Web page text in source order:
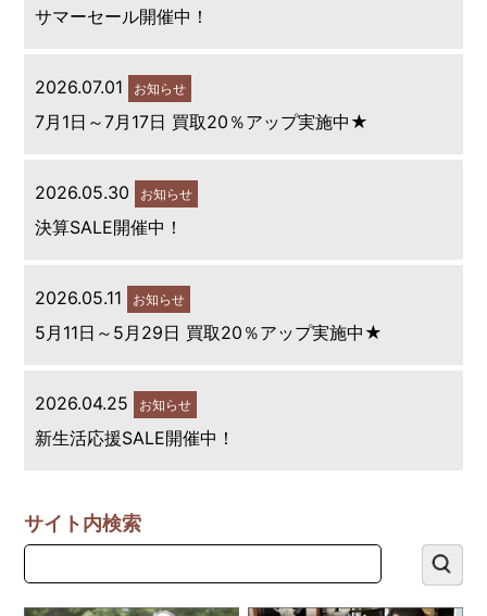
サマーセール開催中！
2026.07.01 お知らせ
7月1日～7月17日 買取20％アップ実施中★
2026.05.30 お知らせ
決算SALE開催中！
2026.05.11 お知らせ
5月11日～5月29日 買取20％アップ実施中★
2026.04.25 お知らせ
新生活応援SALE開催中！
サイト内検索